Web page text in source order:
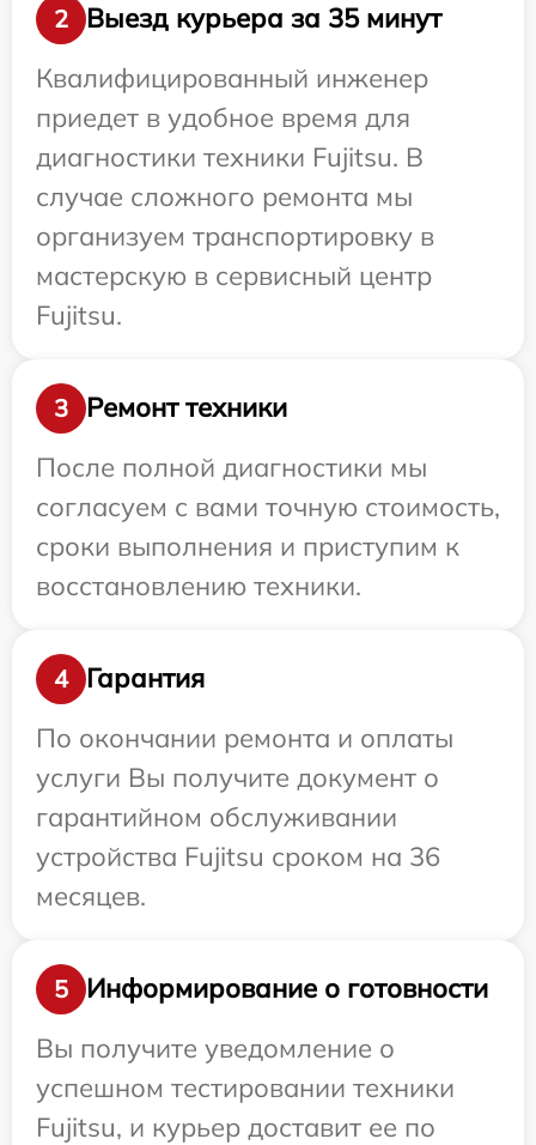
2
Выезд курьера за 35 минут
Квалифицированный инженер
приедет в удобное время для
диагностики техники Fujitsu. В
случае сложного ремонта мы
организуем транспортировку в
мастерскую в сервисный центр
Fujitsu.
3
Ремонт техники
После полной диагностики мы
согласуем с вами точную стоимость,
сроки выполнения и приступим к
восстановлению техники.
4
Гарантия
По окончании ремонта и оплаты
услуги Вы получите документ о
гарантийном обслуживании
устройства Fujitsu сроком на 36
месяцев.
5
Информирование о готовности
Вы получите уведомление о
успешном тестировании техники
Fujitsu, и курьер доставит ее по